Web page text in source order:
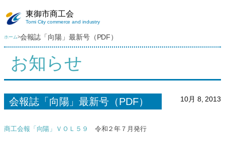
容
プ
東御市商工会
Tomi City commerce and industry
ホーム>会報誌「向陽」最新号（PDF）
お知らせ
会報誌「向陽」最新号（PDF） 10月 8, 2013
商工会報「向陽」ＶＯＬ５９ 令和２年７月発行